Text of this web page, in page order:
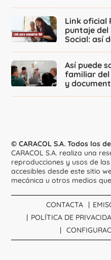
Link oficial
puntaje del
Social: así
Así puede
familiar del
y
© CARACOL S.A. Todos los
CARACOL S.A. realiza una
reproducciones y usos de
accesibles desde este sitio
mecánica u otros medios
CONTACTA
POLÍTICA DE